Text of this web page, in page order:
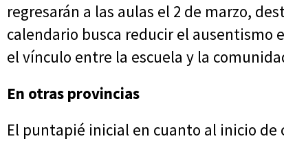
regresarán a las aulas el 2 de marzo,
calendario busca reducir el ausentismo
el vínculo entre la escuela y la
En otras provincias
El puntapié inicial en cuanto al inicio de